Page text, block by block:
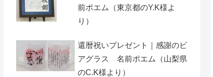
前ポエム（東京都のY.K様よ
り）
還暦祝いプレゼント｜感謝のビ
アグラス 名前ポエム（山梨県
のC.K様より）